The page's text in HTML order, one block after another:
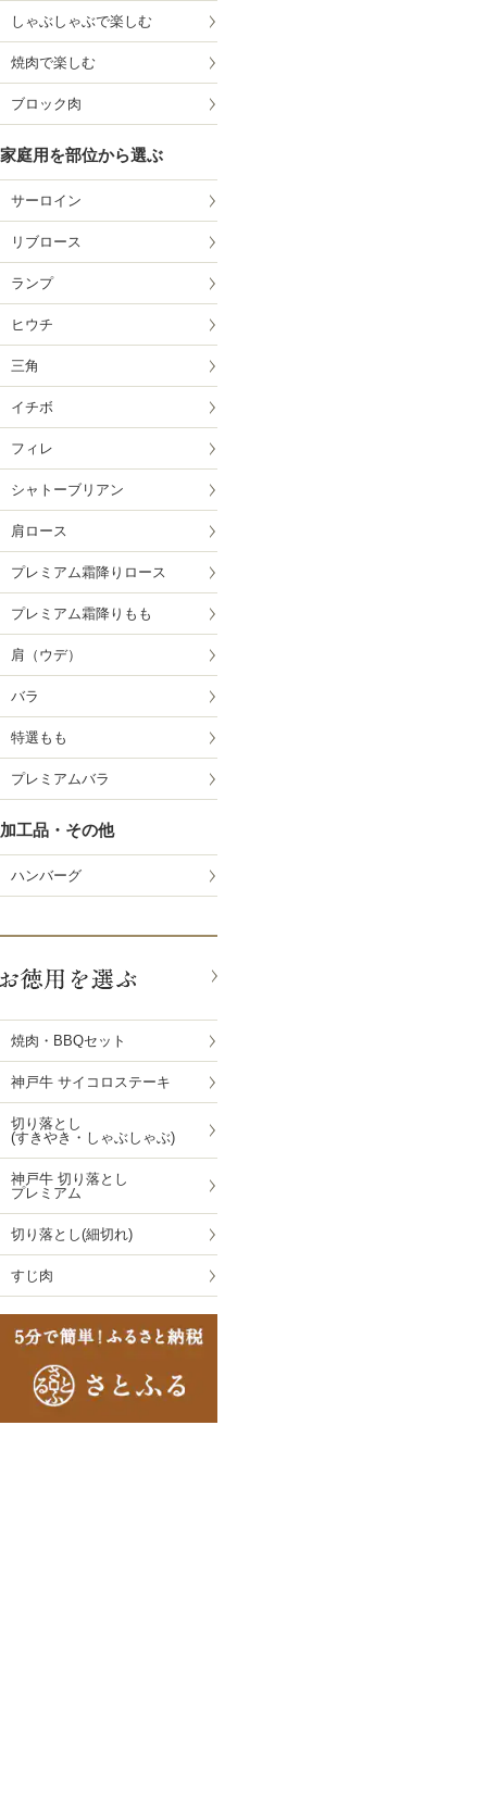
しゃぶしゃぶで楽しむ
焼肉で楽しむ
ブロック肉
家庭用を部位から選ぶ
サーロイン
リブロース
ランプ
ヒウチ
三角
イチボ
フィレ
シャトーブリアン
肩ロース
プレミアム霜降りロース
プレミアム霜降りもも
肩（ウデ）
バラ
特選もも
プレミアムバラ
加工品・その他
ハンバーグ
焼肉・BBQセット
神戸牛 サイコロステーキ
切り落とし
(すきやき・しゃぶしゃぶ)
神戸牛 切り落とし
プレミアム
切り落とし(細切れ)
すじ肉